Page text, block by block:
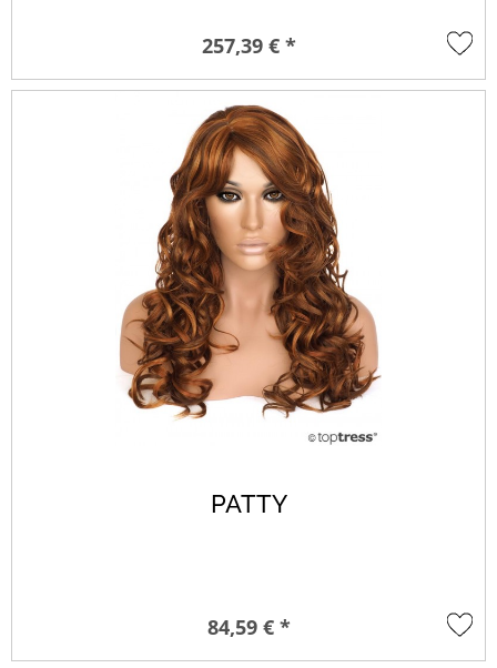
257,39 € *
PATTY
84,59 € *